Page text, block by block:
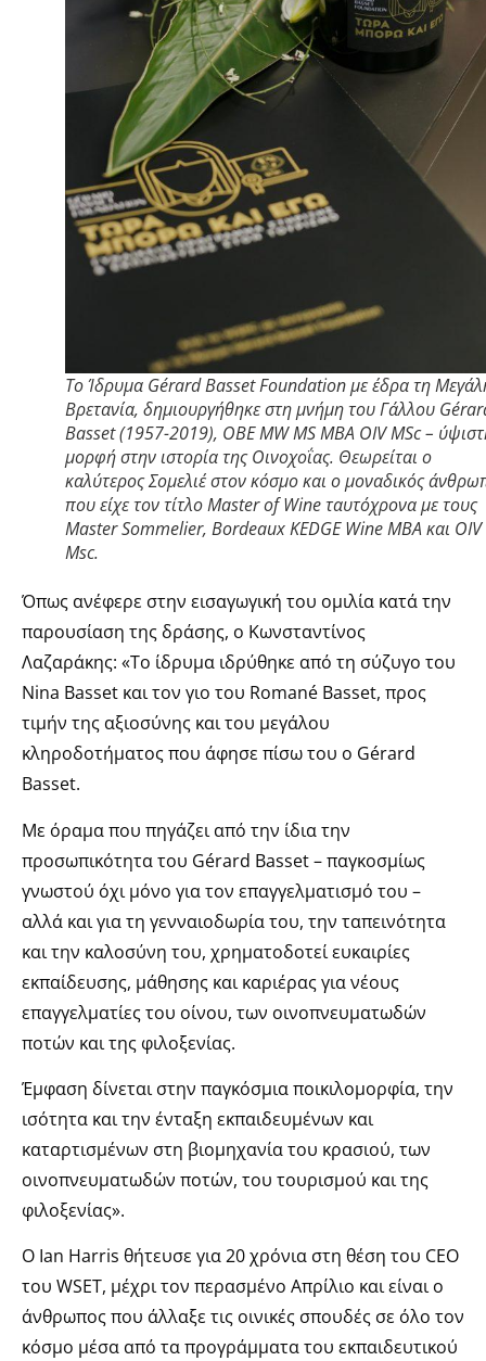
Το Ίδρυμα Gérard Basset Foundation με έδρα τη
Βρετανία, δημιουργήθηκε στη μνήμη του Γάλλου
Basset (1957-2019), ΟBE MW MS MBA OIV MSc –
μορφή στην ιστορία της Οινοχοΐας. Θεωρείται ο
καλύτερος Σομελιέ στον κόσμο και ο μοναδικός
που είχε τον τίτλο Master of Wine ταυτόχρονα με τους
Master Sommelier, Bordeaux KEDGE Wine MBA και OIV
Msc.
Όπως ανέφερε στην εισαγωγική του ομιλία κατά την
παρουσίαση της δράσης, ο Κωνσταντίνος
Λαζαράκης: «Το ίδρυμα ιδρύθηκε από τη σύζυγο του
Nina Basset και τον γιο του Romané Basset, προς
τιμήν της αξιοσύνης και του μεγάλου
κληροδοτήματος που άφησε πίσω του ο Gérard
Basset.
Με όραμα που πηγάζει από την ίδια την
προσωπικότητα του Gérard Basset – παγκοσμίως
γνωστού όχι μόνο για τον επαγγελματισμό του –
αλλά και για τη γενναιοδωρία του, την ταπεινότητα
και την καλοσύνη του, χρηματοδοτεί ευκαιρίες
εκπαίδευσης, μάθησης και καριέρας για νέους
επαγγελματίες του οίνου, των οινοπνευματωδών
ποτών και της φιλοξενίας.
Έμφαση δίνεται στην παγκόσμια ποικιλομορφία, την
ισότητα και την ένταξη εκπαιδευμένων και
καταρτισμένων στη βιομηχανία του κρασιού, των
οινοπνευματωδών ποτών, του τουρισμού και της
φιλοξενίας».
Ο Ian Harris θήτευσε για 20 χρόνια στη θέση του CEO
του WSET, μέχρι τον περασμένο Απρίλιο και είναι ο
άνθρωπος που άλλαξε τις οινικές σπουδές σε όλο τον
κόσμο μέσα από τα προγράμματα του εκπαιδευτικού